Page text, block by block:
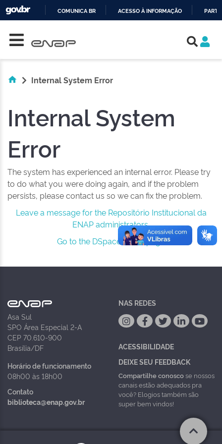
COMUNICA BR ACESSO À INFORMAÇÃO
Internal System Error
Internal System
Error
The system has experienced an internal error. Please try
to do what you were doing again, and if the problem
persists, please contact us so we can fix the problem.
Leave a message for the Repositório Institucional da
ENAP administrators.
Go to the DSpace home page
Asa Sul
SPO Área Especial 2-A
CEP 70.610-900
Brasília/DF
Horário de funcionamento
08h00 às 18h00
Contato
biblioteca@enap.gov.br
NAS REDES
ACESSIBILIDADE
DEIXE SEU FEEDBACK
Compartilhe conoscose nossos
canais estão adequados pra
você? Elogios também são
super bem vindos!